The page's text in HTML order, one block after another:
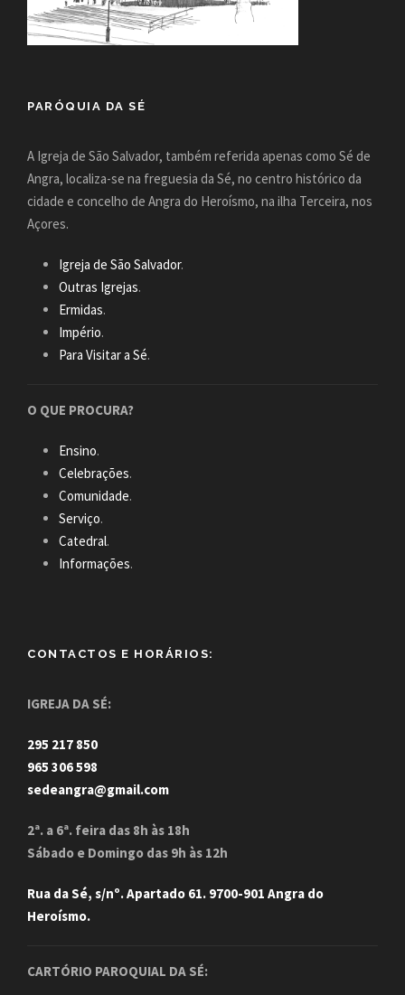
PARÓQUIA DA SÉ
A Igreja de São Salvador, também referida apenas como Sé de
Angra, localiza-se na freguesia da Sé, no centro histórico da
cidade e concelho de Angra do Heroísmo, na ilha Terceira, nos
Açores.
Igreja de São Salvador.
Outras Igrejas.
Ermidas.
Império.
Para Visitar a Sé.
O QUE PROCURA?
Ensino.
Celebrações.
Comunidade.
Serviço.
Catedral.
Informações.
CONTACTOS E HORÁRIOS:
IGREJA DA SÉ:
295 217 850
965 306 598
sedeangra@gmail.com
2ª. a 6ª. feira das 8h às 18h
Sábado e Domingo das 9h às 12h
Rua da Sé, s/nº. Apartado 61. 9700-901 Angra do
Heroísmo.
CARTÓRIO PAROQUIAL DA SÉ: